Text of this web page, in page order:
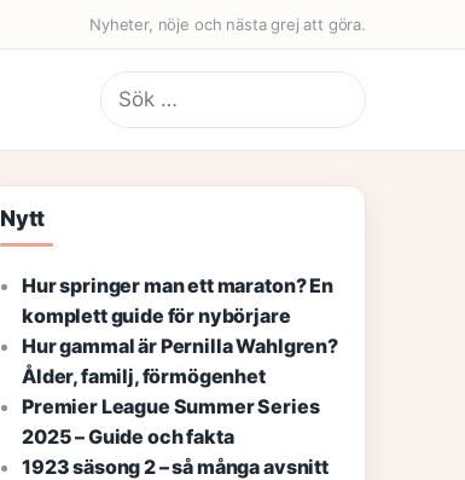
Nyheter, nöje och nästa grej att göra.
Sök
efter:
Nytt
Hur springer man ett maraton? En
komplett guide för nybörjare
Hur gammal är Pernilla Wahlgren?
Ålder, familj, förmögenhet
Premier League Summer Series
2025 – Guide och fakta
1923 säsong 2 – så många avsnitt